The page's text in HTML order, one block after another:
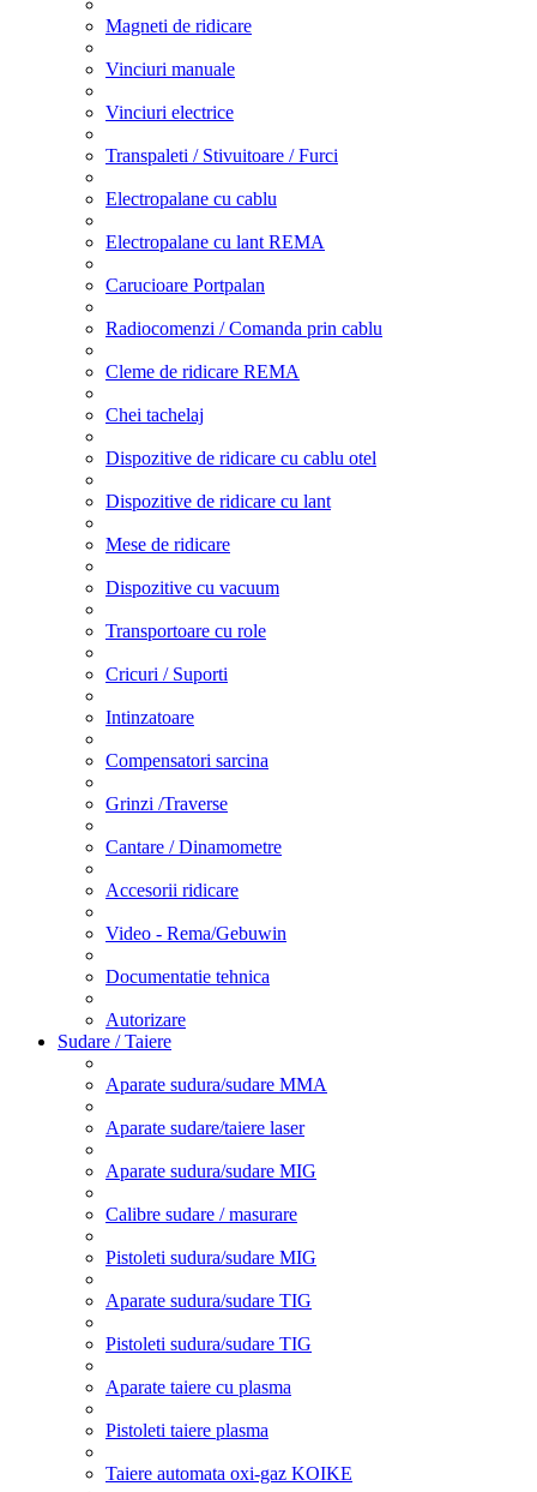
Magneti de ridicare
Vinciuri manuale
Vinciuri electrice
Transpaleti / Stivuitoare / Furci
Electropalane cu cablu
Electropalane cu lant REMA
Carucioare Portpalan
Radiocomenzi / Comanda prin cablu
Cleme de ridicare REMA
Chei tachelaj
Dispozitive de ridicare cu cablu otel
Dispozitive de ridicare cu lant
Mese de ridicare
Dispozitive cu vacuum
Transportoare cu role
Cricuri / Suporti
Intinzatoare
Compensatori sarcina
Grinzi /Traverse
Cantare / Dinamometre
Accesorii ridicare
Video - Rema/Gebuwin
Documentatie tehnica
Autorizare
Sudare / Taiere
Aparate sudura/sudare MMA
Aparate sudare/taiere laser
Aparate sudura/sudare MIG
Calibre sudare / masurare
Pistoleti sudura/sudare MIG
Aparate sudura/sudare TIG
Pistoleti sudura/sudare TIG
Aparate taiere cu plasma
Pistoleti taiere plasma
Taiere automata oxi-gaz KOIKE